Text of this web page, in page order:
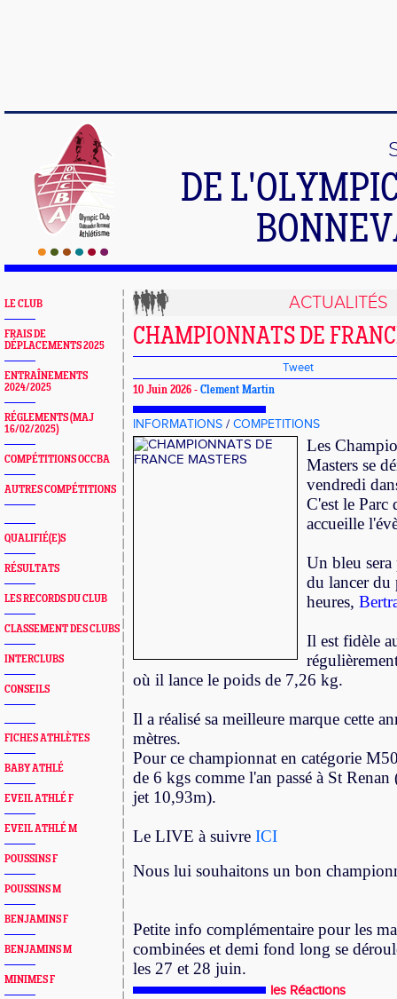
DE
LE CLUB
FRAIS DE
DÉPLACEMENTS 2025
ENTRAÎNEMENTS
2024/2025
RÉGLEMENTS (MAJ
16/02/2025)
COMPÉTITIONS OCCBA
AUTRES COMPÉTITIONS
QUALIFIÉ(E)S
RÉSULTATS
LES RECORDS DU CLUB
CLASSEMENT DES CLUBS
INTERCLUBS
CONSEILS
FICHES ATHLÈTES
BABY ATHLÉ
EVEIL ATHLÉ F
EVEIL ATHLÉ M
POUSSINS F
POUSSINS M
BENJAMINS F
BENJAMINS M
MINIMES F
ACTUALITÉS
CHAMPIONNATS DE
Tweet
10 Juin 2026 - Clement Martin
INFORMATIONS / COMPETITIONS
Les
Masters se
vendredi
C'est le
accueille
Un bleu sera
du lancer du
heures,
Il est fidèle
où il lance le poids de 7,26 kg.
Il a réalisé sa meilleure marque cette
mètres.
Pour ce championnat en catégorie
de 6 kgs comme l'an passé à St Renan
jet 10,93m).
Le LIVE à suivre ICI
Nous lui souhaitons un bon
Petite info complémentaire pour les
combinées et demi fond long se
les 27 et 28 juin.
les Réactions